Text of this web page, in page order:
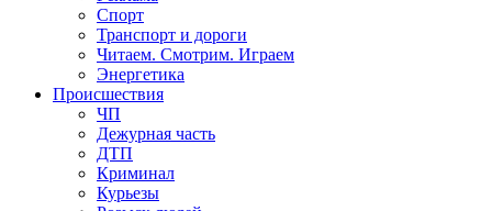
Спорт
Транспорт и дороги
Читаем. Смотрим. Играем
Энергетика
Происшествия
ЧП
Дежурная часть
ДТП
Криминал
Курьезы